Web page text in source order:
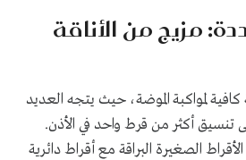
مزيج من الأناقة
كافية لمواكبة الموضة، حيث يتجه العديد
تنسيق أكثر من قرط واحد في الأذن.
الصغيرة البراقة مع أقراط دائرية